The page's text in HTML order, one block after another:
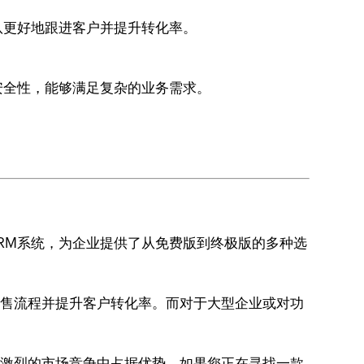
好地跟进客户并提升转化率。
性，能够满足复杂的业务需求。
系统，为企业提供了从免费版到终极版的多种选
流程并提升客户转化率。而对于大型企业或对功